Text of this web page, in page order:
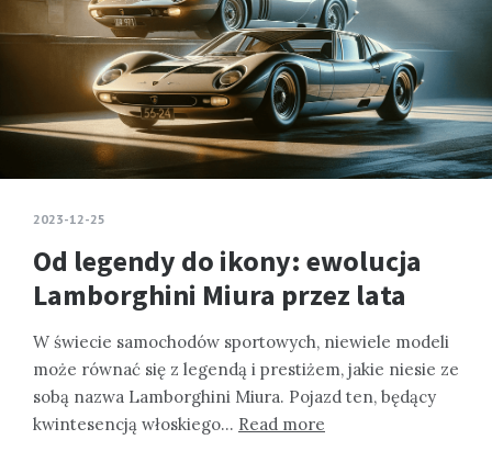
2023-12-25
Od legendy do ikony: ewolucja
Lamborghini Miura przez lata
W świecie samochodów sportowych, niewiele modeli
może równać się z legendą i prestiżem, jakie niesie ze
sobą nazwa Lamborghini Miura. Pojazd ten, będący
kwintesencją włoskiego… Read more